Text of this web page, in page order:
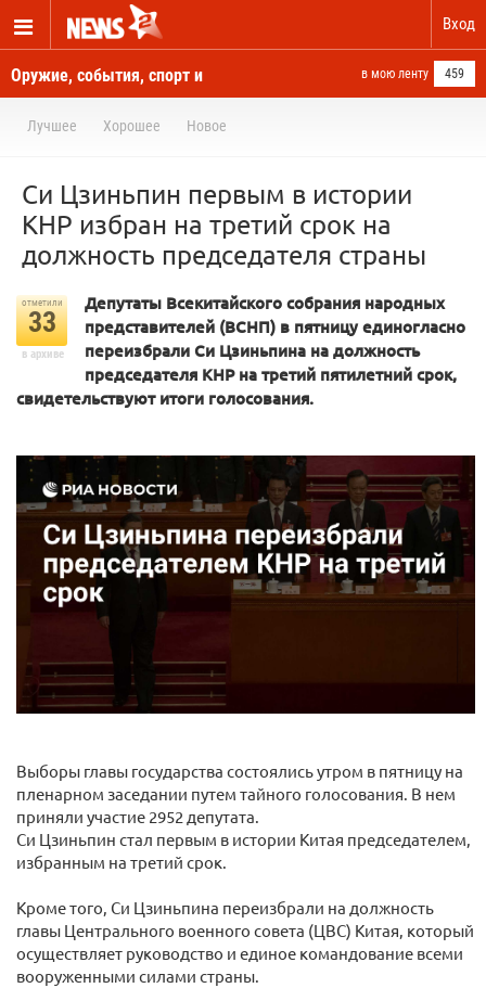
Вход
Оружие, события, спорт и
новости отовсюду
в мою ленту 459
Лучшее Хорошее Новое
Си Цзиньпин первым в истории
КНР избран на третий срок на
должность председателя страны
отметили
33
в архиве
Депутаты Всекитайского собрания народных
представителей (ВСНП) в пятницу единогласно
переизбрали Си Цзиньпина на должность
председателя КНР на третий пятилетний срок,
свидетельствуют итоги голосования.
Выборы главы государства состоялись утром в пятницу на
пленарном заседании путем тайного голосования. В нем
приняли участие 2952 депутата.
Си Цзиньпин стал первым в истории Китая председателем,
избранным на третий срок.
Кроме того, Си Цзиньпина переизбрали на должность
главы Центрального военного совета (ЦВС) Китая, который
осуществляет руководство и единое командование всеми
вооруженными силами страны.